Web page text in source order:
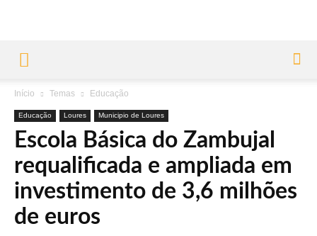
Início Temas Educação
Educação Loures Municipio de Loures
Escola Básica do Zambujal
requalificada e ampliada em
investimento de 3,6 milhões
de euros